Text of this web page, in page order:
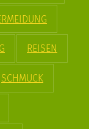
REISEN
SCHMUCK